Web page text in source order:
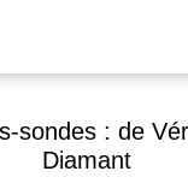
sondes : de
Diamant